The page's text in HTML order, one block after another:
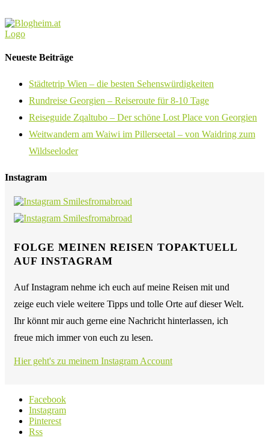
Neueste Beiträge
Städtetrip Wien – die besten Sehenswürdigkeiten
Rundreise Georgien – Reiseroute für 8-10 Tage
Reiseguide Zqaltubo – Der schöne Lost Place von Georgien
Weitwandern am Waiwi im Pillerseetal – von Waidring zum
Wildseeloder
Instagram
FOLGE MEINEN REISEN TOPAKTUELL
AUF INSTAGRAM
Auf Instagram nehme ich euch auf meine Reisen mit und
zeige euch viele weitere Tipps und tolle Orte auf dieser Welt.
Ihr könnt mir auch gerne eine Nachricht hinterlassen, ich
freue mich immer von euch zu lesen.
Hier geht's zu meinem Instagram Account
Facebook
Instagram
Pinterest
Rss